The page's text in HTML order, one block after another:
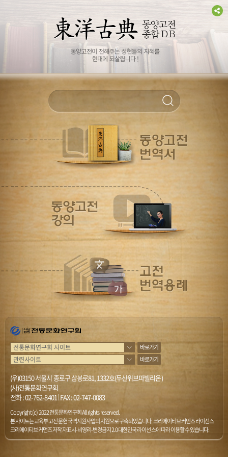
바로가기
바로가기
(우)03150 서울시 종로구 삼봉로81, 1332호(두산위브파빌리온)
(사)전통문화연구회
전화 :02-762-8401|FAX : 02-747-0083
Copyright (c) 2022 전통문화연구회 All rights reserved.
본 사이트는 교육부 고전문헌 국역지원사업의 지원으로 구축되었습니다. 크리에이티브 커먼즈 라이선스
크리에이티브 커먼즈 저작자표시-비영리-변경금지 2.0 대한민국 라이선스에 따라 이용할 수 있습니다.